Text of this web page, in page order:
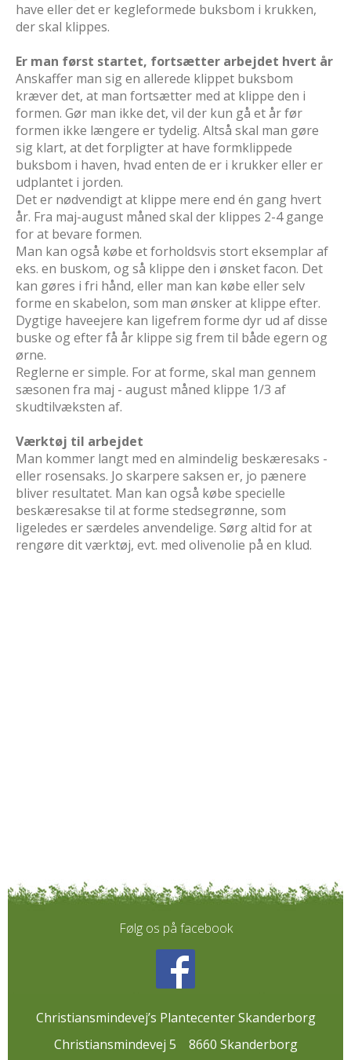
have eller det er kegleformede buksbom i krukken,
der skal klippes.
Er man først startet, fortsætter arbejdet hvert år
Anskaffer man sig en allerede klippet buksbom
kræver det, at man fortsætter med at klippe den i
formen. Gør man ikke det, vil der kun gå et år før
formen ikke længere er tydelig. Altså skal man gøre
sig klart, at det forpligter at have formklippede
buksbom i haven, hvad enten de er i krukker eller er
udplantet i jorden.
Det er nødvendigt at klippe mere end én gang hvert
år. Fra maj-august måned skal der klippes 2-4 gange
for at bevare formen.
Man kan også købe et forholdsvis stort eksemplar af
eks. en buskom, og så klippe den i ønsket facon. Det
kan gøres i fri hånd, eller man kan købe eller selv
forme en skabelon, som man ønsker at klippe efter.
Dygtige haveejere kan ligefrem forme dyr ud af disse
buske og efter få år klippe sig frem til både egern og
ørne.
Reglerne er simple. For at forme, skal man gennem
sæsonen fra maj - august måned klippe 1/3 af
skudtilvæksten af.
Værktøj til arbejdet
Man kommer langt med en almindelig beskæresaks -
eller rosensaks. Jo skarpere saksen er, jo pænere
bliver resultatet. Man kan også købe specielle
beskæresakse til at forme stedsegrønne, som
ligeledes er særdeles anvendelige. Sørg altid for at
rengøre dit værktøj, evt. med olivenolie på en klud.
Følg os på facebook
Christiansmindevej’s Plantecenter Skanderborg
Christiansmindevej 5
8660 Skanderborg